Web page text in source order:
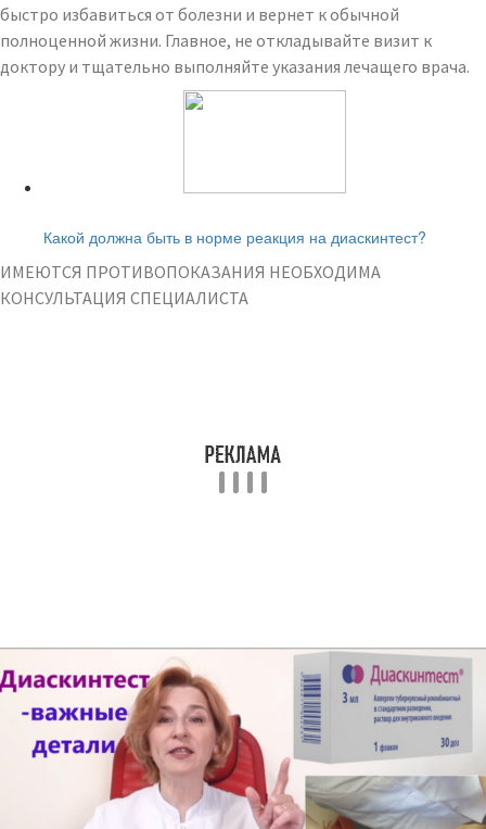
быстро избавиться от болезни и вернет к обычной
полноценной жизни. Главное, не откладывайте визит к
доктору и тщательно выполняйте указания лечащего врача.
Какой должна быть в норме реакция на диаскинтест?
ИМЕЮТСЯ ПРОТИВОПОКАЗАНИЯ НЕОБХОДИМА
КОНСУЛЬТАЦИЯ СПЕЦИАЛИСТА